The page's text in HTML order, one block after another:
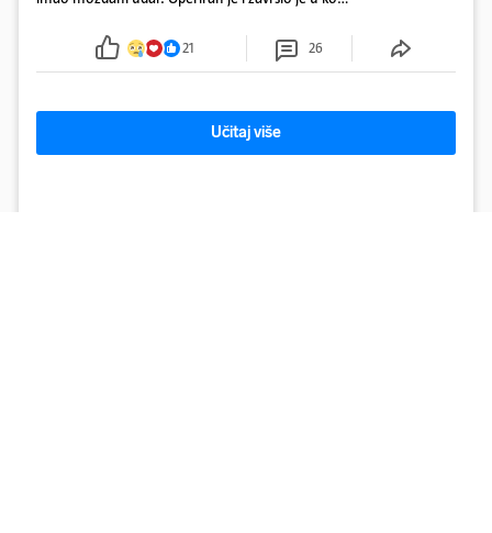
tamošnji liječnici ne vjeruju u oporavak: 'Imamo
21 26
Učitaj više